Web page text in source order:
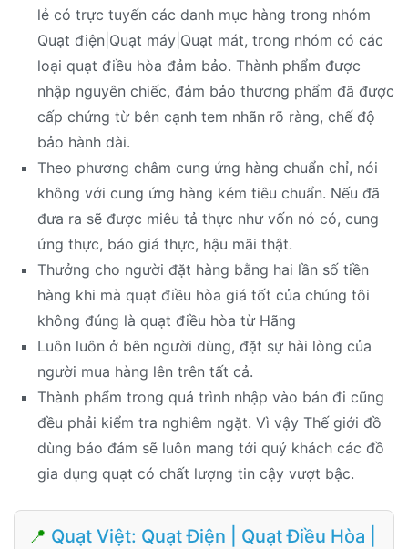
lẻ có trực tuyến các danh mục hàng trong nhóm
Quạt điện|Quạt máy|Quạt mát, trong nhóm có các
loại quạt điều hòa đảm bảo. Thành phẩm được
nhập nguyên chiếc, đảm bảo thương phẩm đã được
cấp chứng từ bên cạnh tem nhãn rõ ràng, chế độ
bảo hành dài.
Theo phương châm cung ứng hàng chuẩn chỉ, nói
không với cung ứng hàng kém tiêu chuẩn. Nếu đã
đưa ra sẽ được miêu tả thực như vốn nó có, cung
ứng thực, báo giá thực, hậu mãi thật.
Thưởng cho người đặt hàng bằng hai lần số tiền
hàng khi mà quạt điều hòa giá tốt của chúng tôi
không đúng là quạt điều hòa từ Hãng
Luôn luôn ở bên người dùng, đặt sự hài lòng của
người mua hàng lên trên tất cả.
Thành phẩm trong quá trình nhập vào bán đi cũng
đều phải kiểm tra nghiêm ngặt. Vì vậy Thế giới đồ
dùng bảo đảm sẽ luôn mang tới quý khách các đồ
gia dụng quạt có chất lượng tin cậy vượt bậc.
📍 Quạt Việt: Quạt Điện | Quạt Điều Hòa |